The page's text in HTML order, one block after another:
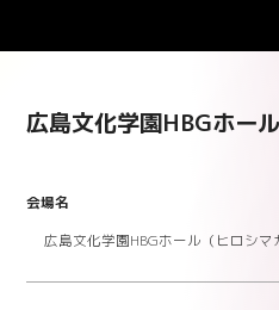
広島文化学園HBGホール
会場名
広島文化学園HBGホール（ヒロシマ